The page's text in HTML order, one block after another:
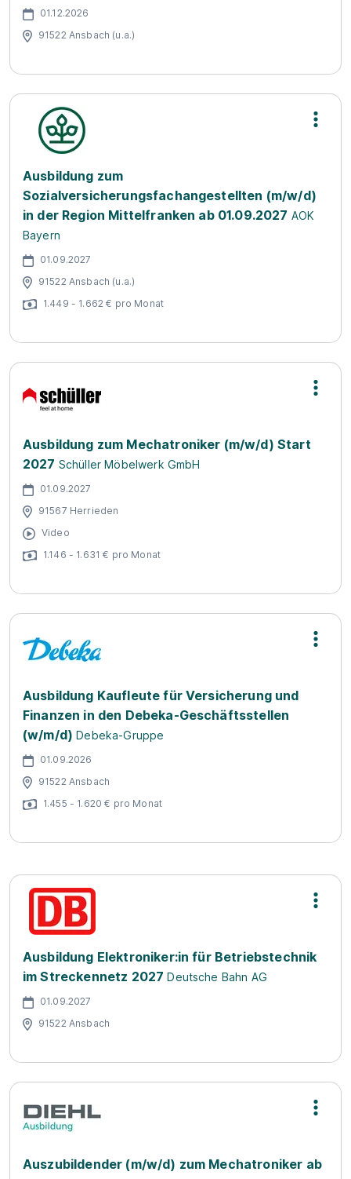
01.12.2026
91522 Ansbach (u.a.)
Ausbildung zum
Sozialversicherungsfachangestellten (m/w/d)
in der Region Mittelfranken ab 01.09.2027 AOK
Bayern
01.09.2027
91522 Ansbach (u.a.)
1.449 - 1.662 € pro Monat
Ausbildung zum Mechatroniker (m/w/d) Start
2027 Schüller Möbelwerk GmbH
01.09.2027
91567 Herrieden
Video
1.146 - 1.631 € pro Monat
Ausbildung Kaufleute für Versicherung und
Finanzen in den Debeka-Geschäftsstellen
(w/m/d)Debeka-Gruppe
01.09.2026
91522 Ansbach
1.455 - 1.620 € pro Monat
Ausbildung Elektroniker:in für Betriebstechnik
im Streckennetz 2027 Deutsche Bahn AG
01.09.2027
91522 Ansbach
Auszubildender (m/w/d) zum Mechatroniker ab